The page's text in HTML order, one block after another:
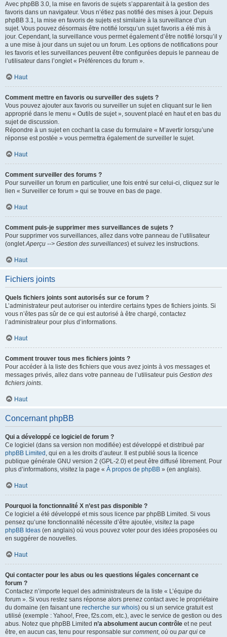
Avec phpBB 3.0, la mise en favoris de sujets s’apparentait à la gestion des
favoris dans un navigateur. Vous n’étiez pas notifié des mises à jour. Depuis
phpBB 3.1, la mise en favoris de sujets est similaire à la surveillance d’un
sujet. Vous pouvez désormais être notifié lorsqu’un sujet favoris a été mis à
jour. Cependant, la surveillance vous permet également d’être notifié lorsqu’il y
a une mise à jour dans un sujet ou un forum. Les options de notifications pour
les favoris et les surveillances peuvent être configurées depuis le panneau de
l’utilisateur dans l’onglet « Préférences du forum ».
Haut
Comment mettre en favoris ou surveiller des sujets ?
Vous pouvez ajouter aux favoris ou surveiller un sujet en cliquant sur le lien
approprié dans le menu « Outils de sujet », souvent placé en haut et en bas du
sujet de discussion.
Répondre à un sujet en cochant la case du formulaire « M’avertir lorsqu’une
réponse est postée » vous permettra également de surveiller le sujet.
Haut
Comment surveiller des forums ?
Pour surveiller un forum en particulier, une fois entré sur celui-ci, cliquez sur le
lien « Surveiller ce forum » qui se trouve en bas de page.
Haut
Comment puis-je supprimer mes surveillances de sujets ?
Pour supprimer vos surveillances, allez dans votre panneau de l’utilisateur
(ongletAperçu --> Gestion des surveillances) et suivez les instructions.
Haut
Fichiers joints
Quels fichiers joints sont autorisés sur ce forum ?
L’administrateur peut autoriser ou interdire certains types de fichiers joints. Si
vous n’êtes pas sûr de ce qui est autorisé à être chargé, contactez
l’administrateur pour plus d’informations.
Haut
Comment trouver tous mes fichiers joints ?
Pour accéder à la liste des fichiers que vous avez joints à vos messages et
messages privés, allez dans votre panneau de l’utilisateur puis Gestion des
fichiers joints.
Haut
Concernant phpBB
Qui a développé ce logiciel de forum ?
Ce logiciel (dans sa version non modifiée) est développé et distribué par
phpBB Limited , qui en a les droits d’auteur. Il est publié sous la licence
publique générale GNU version 2 (GPL-2.0) et peut être diffusé librement. Pour
plus d’informations, visitez la page « À propos de phpBB » (en anglais).
Haut
Pourquoi la fonctionnalité X n’est pas disponible ?
Ce logiciel a été développé et mis sous licence par phpBB Limited. Si vous
pensez qu’une fonctionnalité nécessite d’être ajoutée, visitez la page
phpBB Ideas (en anglais) où vous pouvez voter pour des idées proposées ou
en suggérer de nouvelles.
Haut
Qui contacter pour les abus ou les questions légales concernant ce
forum ?
Contactez n’importe lequel des administrateurs de la liste « L’équipe du
forum ». Si vous restez sans réponse alors prenez contact avec le propriétaire
du domaine (en faisant une recherche sur whois) ou si un service gratuit est
utilisé (exemple : Yahoo!, Free, f2s.com, etc.), avec le service de gestion ou des
abus. Notez que phpBB Limited n’a absolument aucun contrôle et ne peut
être, en aucun cas, tenu pour responsable sur comment, où ou par qui ce